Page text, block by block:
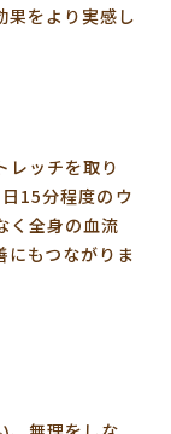
果をより実感し
レッチを取り
15分程度のウ
く全身の血流
にもつながりま